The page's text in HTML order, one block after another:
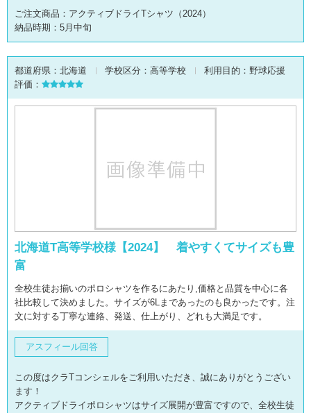
ご注文商品：アクティブドライTシャツ（2024）
納品時期：5月中旬
都道府県： 北海道 学校区分： 高等学校 利用目的： 野球応援
評価：
北海道T高等学校様【2024】 着やすくてサイズも豊
富
全校生徒お揃いのポロシャツを作るにあたり,価格と品質を中心に各
社比較して決めました。サイズが6Lまであったのも良かったです。注
文に対する丁寧な連絡、発送、仕上がり、どれも大満足です。
アスフィール回答
この度はクラTコンシェルをご利用いただき、誠にありがとうござい
ます！
アクティブドライポロシャツはサイズ展開が豊富ですので、全校生徒